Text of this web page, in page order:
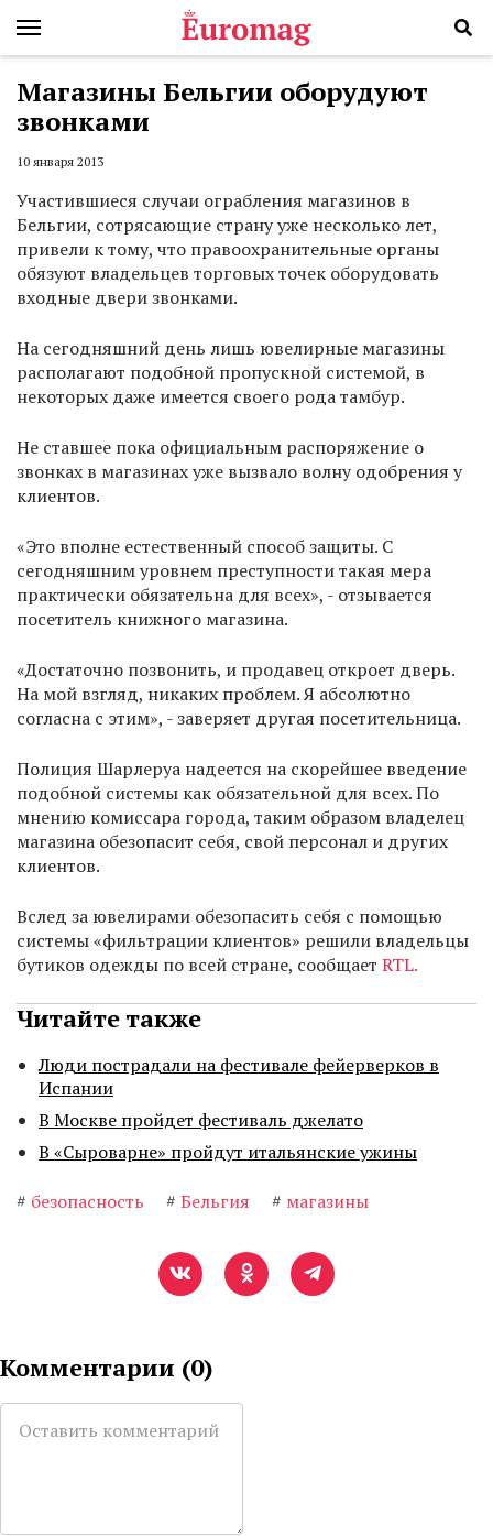
Магазины Бельгии оборудуют
звонками
10 января 2013
Участившиеся случаи ограбления магазинов в
Бельгии, сотрясающие страну уже несколько лет,
привели к тому, что правоохранительные органы
обязуют владельцев торговых точек оборудовать
входные двери звонками.
На сегодняшний день лишь ювелирные магазины
располагают подобной пропускной системой, в
некоторых даже имеется своего рода тамбур.
Не ставшее пока официальным распоряжение о
звонках в магазинах уже вызвало волну одобрения у
клиентов.
«Это вполне естественный способ защиты. С
сегодняшним уровнем преступности такая мера
практически обязательна для всех», - отзывается
посетитель книжного магазина.
«Достаточно позвонить, и продавец откроет дверь.
На мой взгляд, никаких проблем. Я абсолютно
согласна с этим», - заверяет другая посетительница.
Полиция Шарлеруа надеется на скорейшее введение
подобной системы как обязательной для всех. По
мнению комиссара города, таким образом владелец
магазина обезопасит себя, свой персонал и других
клиентов.
Вслед за ювелирами обезопасить себя с помощью
системы «фильтрации клиентов» решили владельцы
бутиков одежды по всей стране, сообщает RTL.
Читайте также
Люди пострадали на фестивале фейерверков в
Испании
В Москве пройдет фестиваль джелато
В «Сыроварне» пройдут итальянские ужины
# безопасность # Бельгия # магазины
Комментарии (0)